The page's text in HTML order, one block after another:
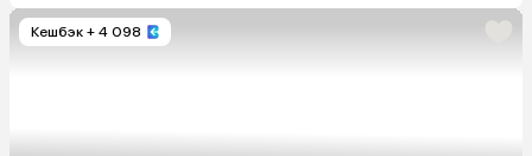
Кешбэк + 4 098